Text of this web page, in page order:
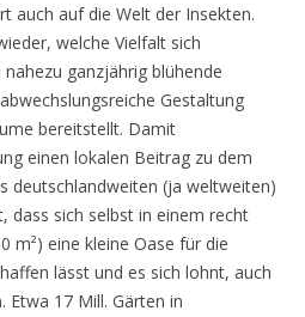
auch auf die Welt der Insekten.
welche Vielfalt sich
ganzjährig blühende
Gestaltung
bereitstellt. Damit
einen lokalen Beitrag zu dem
deutschlandweiten (ja weltweiten)
dass sich selbst in einem recht
m²) eine kleine Oase für die
lässt und es sich lohnt, auch
Etwa 17 Mill. Gärten in